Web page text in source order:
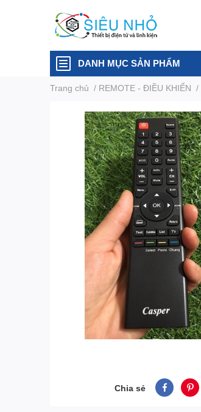
DANH MỤC SẢN PHẨM
Trang chủ / REMOTE - ĐIỀU KHIỂN /
Chia sẻ